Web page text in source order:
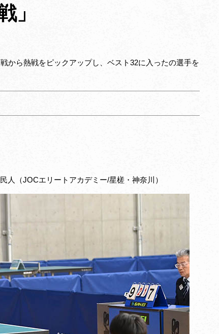
」
から熱戦をピックアップし、ベスト32に入ったの選手を
人（JOCエリートアカデミー/星槎 ・神奈川 ）